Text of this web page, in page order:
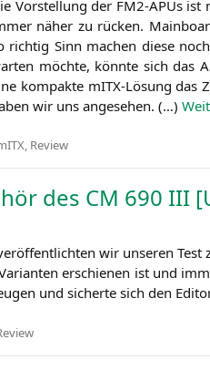
Vor­stel­lung der FM2-APUs
näher zu rücken.
rich­tig Sinn machen die­se
möch­te, könn­te sich das
kom­pak­te mITX-Lösung das
wir uns ange­se­hen. (…)
Review
des CM 690 III
wir unse­ren Test
erschie­nen ist und
und sicher­te sich den